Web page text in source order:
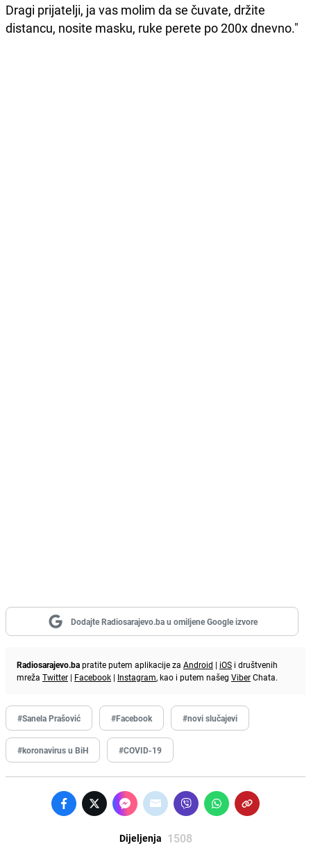
Dragi prijatelji, ja vas molim da se čuvate, držite
distancu, nosite masku, ruke perete po 200x dnevno."
Dodajte Radiosarajevo.ba u omiljene Google izvore
Radiosarajevo.bapratite putem aplikacije za Android | iOS i društvenih
mreža Twitter | Facebook | Instagram, kao i putem našeg ViberChata.
#Sanela Prašović #Facebook #novi slučajevi
#koronavirus u BiH #COVID-19
Dijeljenja 1508